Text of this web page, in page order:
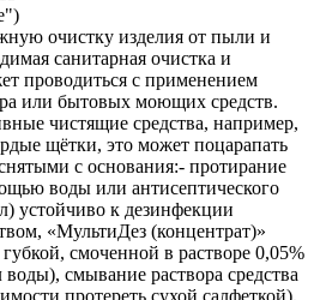
очистку изделия от пыли и
санитарная очистка и
проводиться с применением
или бытовых моющих средств.
чистящие средства, например,
щётки, это может поцарапать
с основания:- протирание
воды или антисептического
устойчиво к дезинфекции
«МультиДез (концентрат)»
смоченной в растворе 0,05%
смывание раствора средства